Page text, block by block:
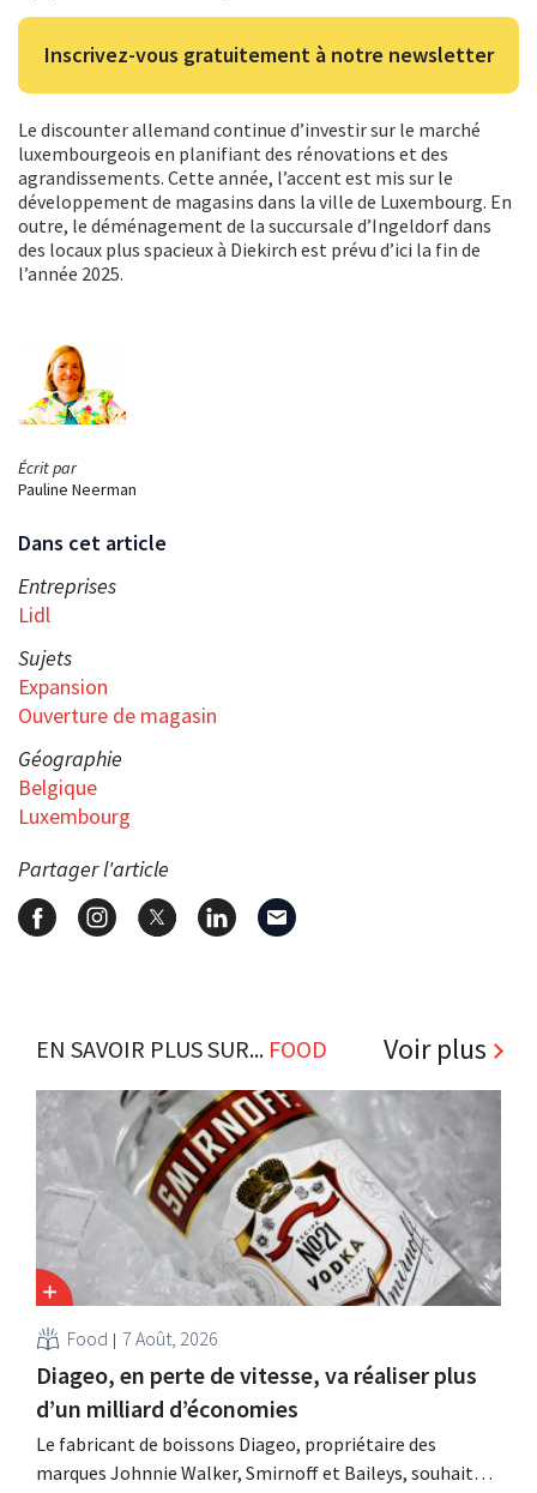
Écrit par
Pauline Neerman
Dans cet article
Entreprises
Lidl
Sujets
Expansion
Ouverture de magasin
Géographie
Belgique
Luxembourg
Partager l'article
Inscrivez-vous gratuitement à notre newsletter
Le discounter allemand continue d’investir sur le marché
luxembourgeois en planifiant des rénovations et des
agrandissements. Cette année, l’accent est mis sur le
développement de magasins dans la ville de Luxembourg. En
outre, le déménagement de la succursale d’Ingeldorf dans
des locaux plus spacieux à Diekirch est prévu d’ici la fin de
l’année 2025.
EN SAVOIR PLUS SUR... FOOD Voir plus
Food 7 Août, 2026
Diageo, en perte de vitesse, va réaliser plus
d’un milliard d’économies
Le fabricant de boissons Diageo, propriétaire des
marques Johnnie Walker, Smirnoff et Baileys, souhaite,